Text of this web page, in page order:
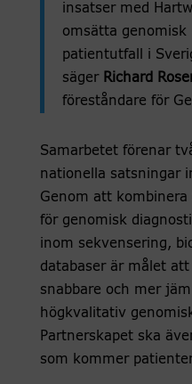
insatser med
omsätta
patientutfall i
säger Richard
föreståndare för
Samarbetet förenar
nationella satsningar
Genom att
för genomisk
inom sekvensering,
databaser är målet
snabbare och mer
högkvalitativ
Partnerskapet ska
som kommer